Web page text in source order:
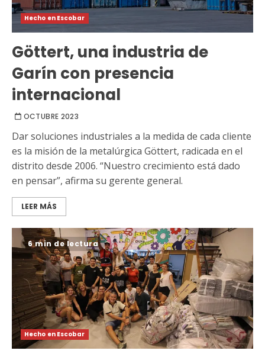
Hecho en Escobar
Göttert, una industria de
Garín con presencia
internacional
OCTUBRE 2023
Dar soluciones industriales a la medida de cada cliente
es la misión de la metalúrgica Göttert, radicada en el
distrito desde 2006. “Nuestro crecimiento está dado
en pensar”, afirma su gerente general.
LEER MÁS
6 min de lectura
Hecho en Escobar